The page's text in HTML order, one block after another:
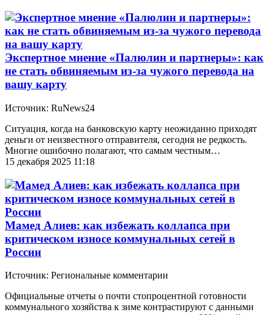
Экспертное мнение «Палюлин и партнеры»: как
не стать обвиняемым из-за чужого перевода на
вашу карту
Источник: RuNews24
Ситуация, когда на банковскую карту неожиданно приходят
деньги от неизвестного отправителя, сегодня не редкость.
Многие ошибочно полагают, что самым честным…
15 декабря 2025 11:18
Мамед Алиев: как избежать коллапса при
критическом износе коммунальных сетей в
России
Источник: Региональные комментарии
Официальные отчеты о почти стопроцентной готовности
коммунального хозяйства к зиме контрастируют с данными